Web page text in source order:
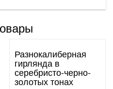
Разнокалиберная
гирлянда в
серебристо-черно-
золотых тонах